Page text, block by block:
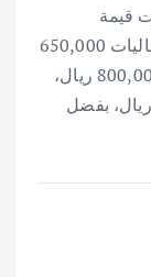
قيمة
الطلبات لمستلزمات تنظيم المعارض والفعاليات 650,000
ريال. وفي شهر أغسطس، تجاوزة القيمة 800,000 ريال،
بينما تجاوزت في شهر سبتمبر 1,500,000 ريال، بفضل